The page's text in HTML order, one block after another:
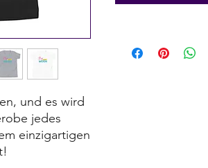
und es wird
jedes
einzigartigen